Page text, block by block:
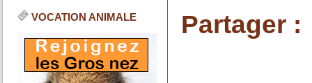
VOCATION ANIMALE Partager :